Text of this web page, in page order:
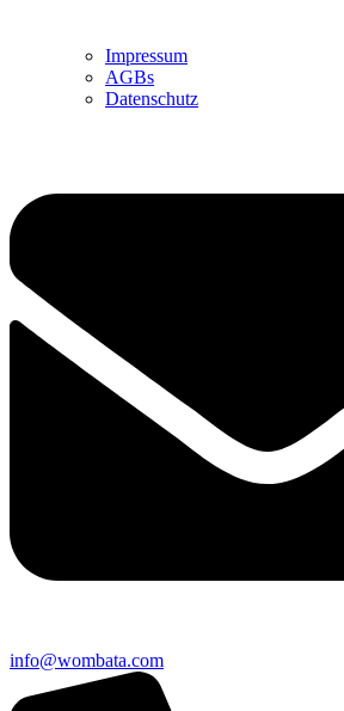
Impressum
AGBs
Datenschutz
info@wombata.com